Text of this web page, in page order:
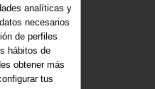
analíticas y
necesarios
de perfiles
hábitos de
obtener más
tus